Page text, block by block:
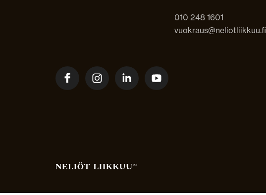
010 248 1601
vuokraus@neliotliikkuu.fi
FacebookInstagramLinkedInYoutube